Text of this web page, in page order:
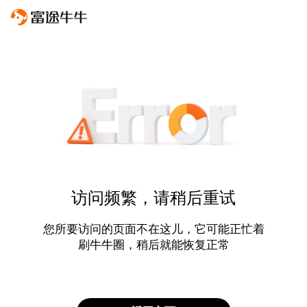
访问频繁，请稍后重试
您所要访问的页面不在这儿，它可能正忙着
刷牛牛圈，稍后就能恢复正常